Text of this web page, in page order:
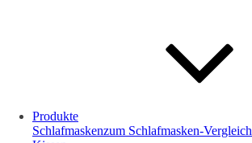
Produkte
Schlafmaskenzum Schlafmasken-Vergleich